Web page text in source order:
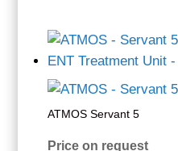
ATMOS Servant 5
Price on request